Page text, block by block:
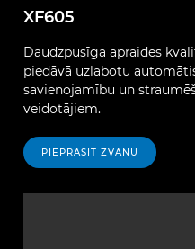
XF605
Daudzpusīga apraides
piedāvā uzlabotu
savienojamību un
veidotājiem.
PIEPRASĪT ZVANU